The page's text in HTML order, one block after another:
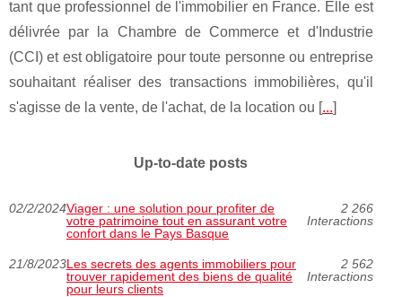
tant que professionnel de l'immobilier en France. Elle est
délivrée par la Chambre de Commerce et d'Industrie
(CCI) et est obligatoire pour toute personne ou entreprise
souhaitant réaliser des transactions immobilières, qu'il
s'agisse de la vente, de l'achat, de la location ou [...]
Up-to-date posts
02/2/2024Viager : une solution pour profiter de
votre patrimoine tout en assurant votre
confort dans le Pays Basque
2 266
Interactions
21/8/2023Les secrets des agents immobiliers pour
trouver rapidement des biens de qualité
pour leurs clients
2 562
Interactions